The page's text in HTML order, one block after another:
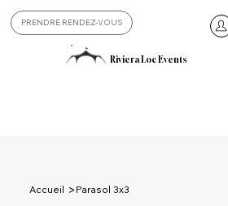
PRENDRE RENDEZ-VOUS
Riviera Loc Events
Accueil > Parasol 3x3